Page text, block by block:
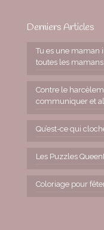
Derniers Articles
Tu es une maman
toutes les mamans
Contre le
communiquer et
Qu’est-ce qui
Les Puzzles
Coloriage pour